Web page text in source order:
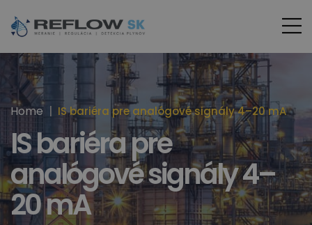
Home IS bariéra pre analógové signály 4–20 mA
IS bariéra pre
analógové signály 4–
20 mA